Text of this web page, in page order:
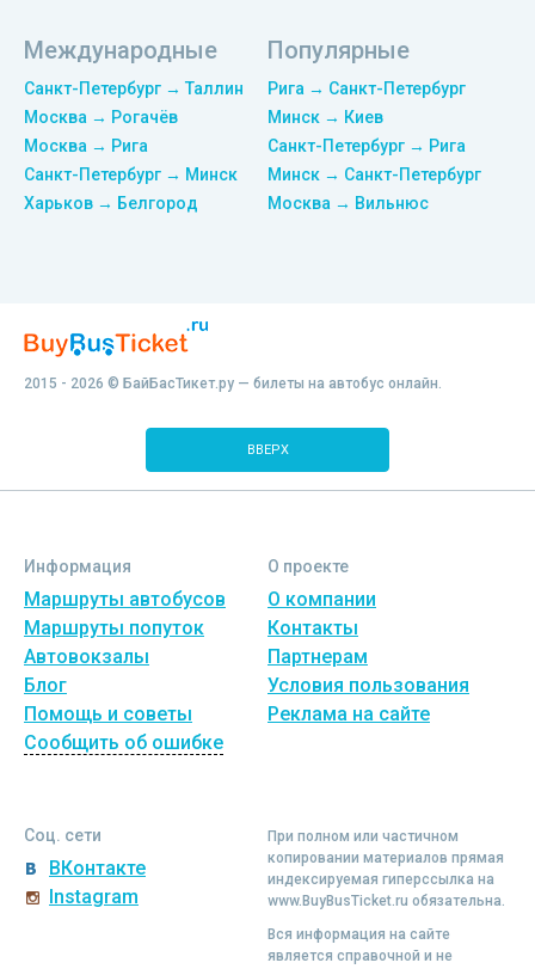
Международные
Санкт-Петербург → Таллин
Москва → Рогачёв
Москва → Рига
Санкт-Петербург → Минск
Харьков → Белгород
Популярные
Рига → Санкт-Петербург
Минск → Киев
Санкт-Петербург → Рига
Минск → Санкт-Петербург
Москва → Вильнюс
2015 - 2026 © БайБасТикет.ру — билеты на автобус онлайн.
ВВЕРХ
Информация
Маршруты автобусов
Маршруты попуток
Автовокзалы
Блог
Помощь и советы
Сообщить об ошибке
О проекте
О компании
Контакты
Партнерам
Условия пользования
Реклама на сайте
Соц. сети
ВКонтакте
Instagram
При полном или частичном
копировании материалов прямая
индексируемая гиперссылка на
www.BuyBusTicket.ru обязательна.
Вся информация на сайте
является справочной и не